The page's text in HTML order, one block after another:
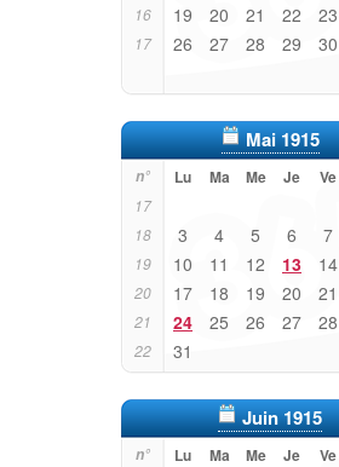
16 19 20 21 22 23
17 26 27 28 29 30
Mai 1915
n° Lu Ma Me Je Ve
17
18 3 4 5 6 7
19 10 11 12 13 14
20 17 18 19 20 21
21 24 25 26 27 28
22 31
Juin 1915
n° Lu Ma Me Je Ve